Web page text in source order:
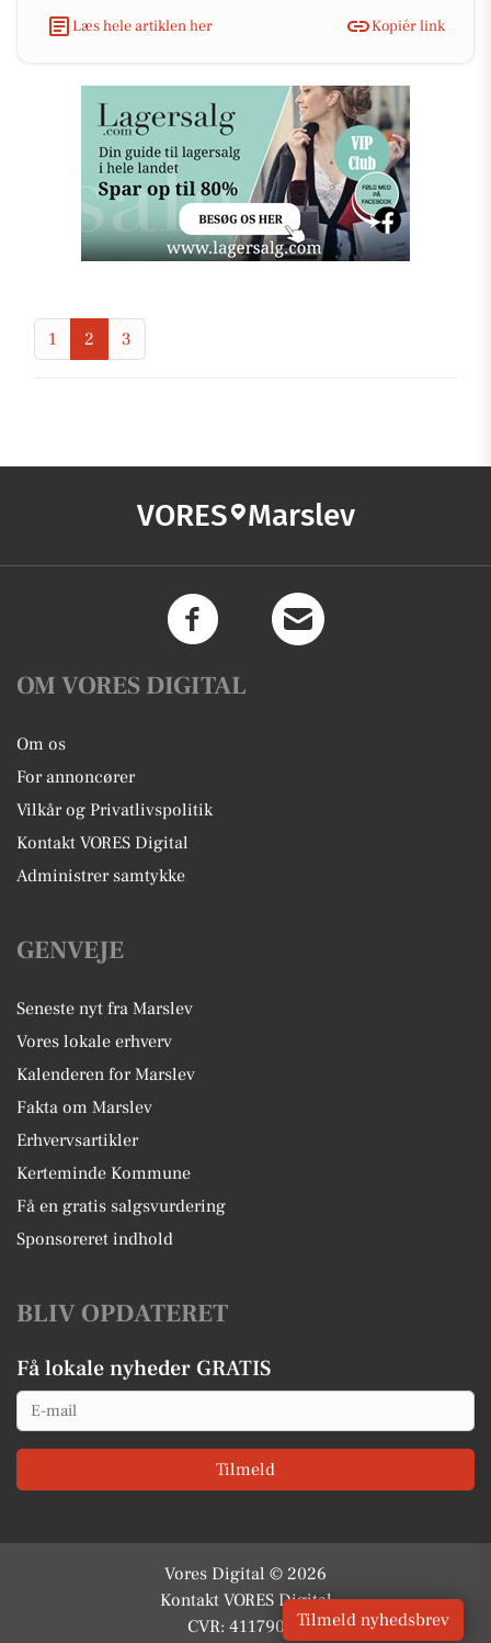
Læs hele artiklen her
Kopiér link
1 2 3
VORES Marslev
OM VORES DIGITAL
Om os
For annoncører
Vilkår og Privatlivspolitik
Kontakt VORES Digital
Administrer samtykke
GENVEJE
Seneste nyt fra Marslev
Vores lokale erhverv
Kalenderen for Marslev
Fakta om Marslev
Erhvervsartikler
Kerteminde Kommune
Få en gratis salgsvurdering
Sponsoreret indhold
BLIV OPDATERET
Få lokale nyheder GRATIS
Email
Tilmeld
Vores Digital © 2026
Kontakt VORES Digital
CVR: 41179082Tilmeld nyhedsbrev